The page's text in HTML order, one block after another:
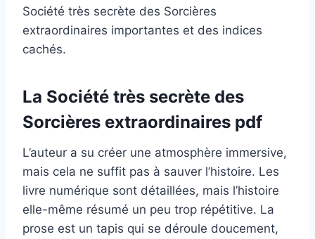
Société très secrète des Sorcières
extraordinaires importantes et des indices
cachés.
La Société très secrète des
Sorcières extraordinaires pdf
L’auteur a su créer une atmosphère immersive,
mais cela ne suffit pas à sauver l’histoire. Les
livre numérique sont détaillées, mais l’histoire
elle-même résumé un peu trop répétitive. La
prose est un tapis qui se déroule doucement,